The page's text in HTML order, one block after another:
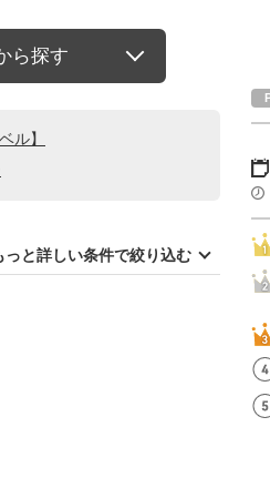
ら探す
ル】
っと詳しい条件で絞り込む